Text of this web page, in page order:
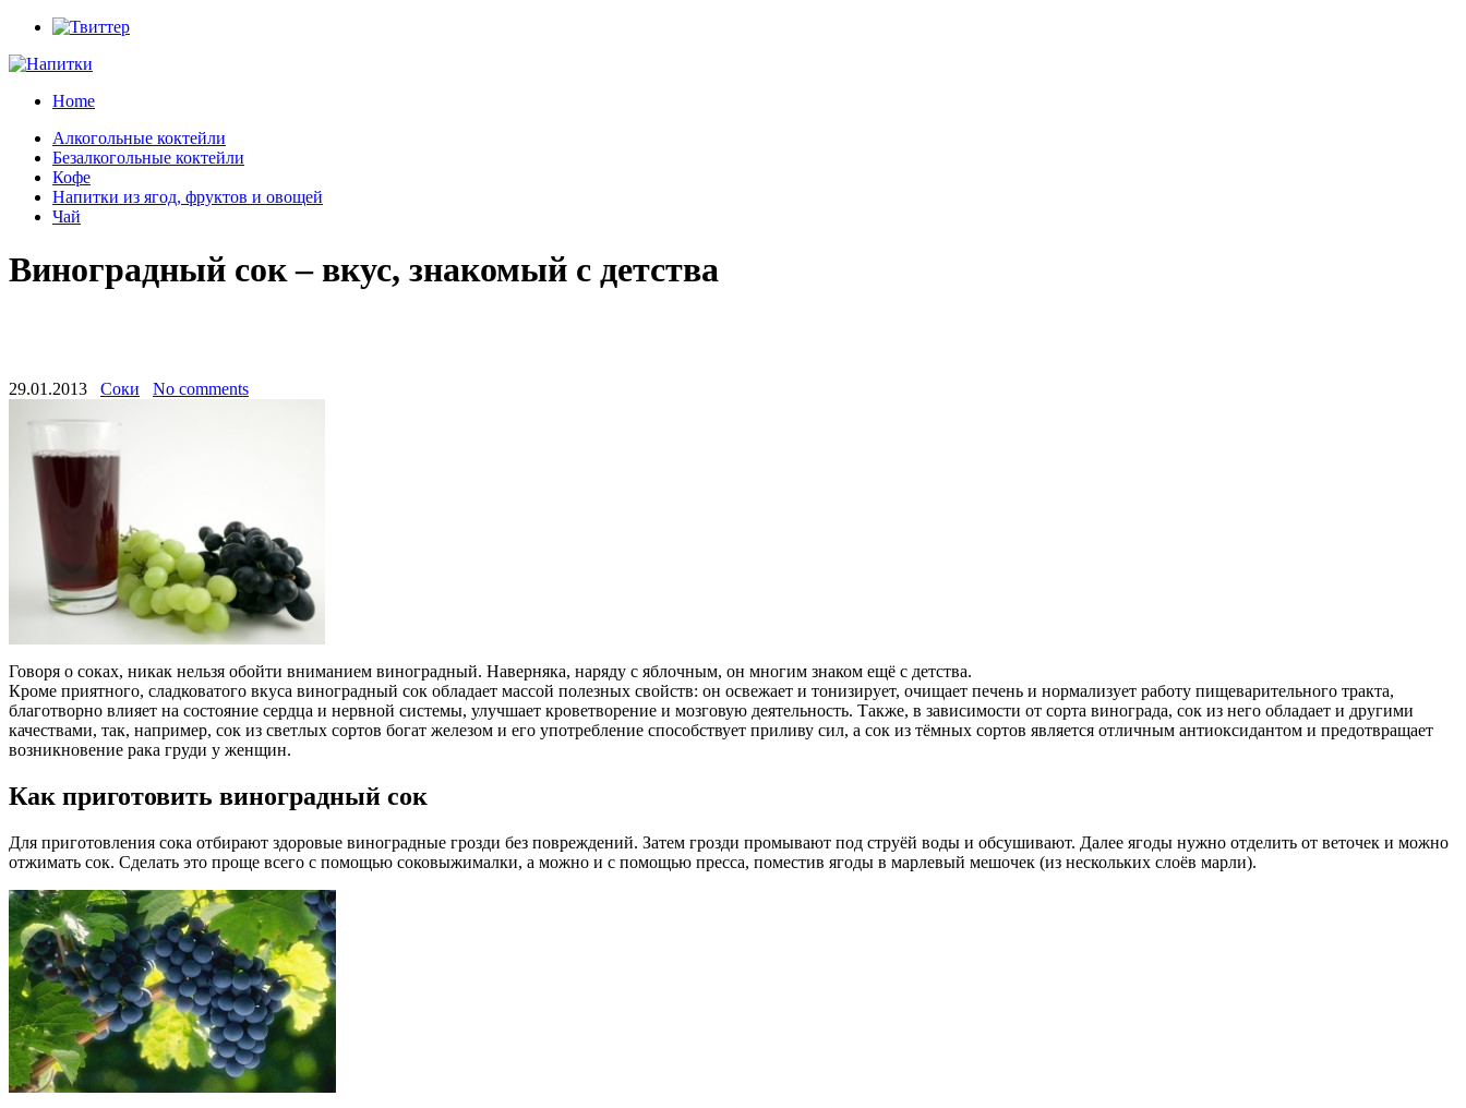
Home
Алкогольные коктейли
Безалкогольные коктейли
Кофе
Напитки из ягод, фруктов и овощей
Чай
Виноградный сок – вкус, знакомый с детства
29.01.2013 Соки No comments
Говоря о соках, никак нельзя обойти вниманием виноградный. Наверняка, наряду с яблочным, он многим знаком ещё с детства.
Кроме приятного, сладковатого вкуса виноградный сок обладает массой полезных свойств: он освежает и тонизирует, очищает печень и нормализует работу пищеварительного тракта,
благотворно влияет на состояние сердца и нервной системы, улучшает кроветворение и мозговую деятельность. Также, в зависимости от сорта винограда, сок из него обладает и другими
качествами, так, например, сок из светлых сортов богат железом и его употребление способствует приливу сил, а сок из тёмных сортов является отличным антиоксидантом и предотвращает
возникновение рака груди у женщин.
Как приготовить виноградный сок
Для приготовления сока отбирают здоровые виноградные грозди без повреждений. Затем грозди промывают под струёй воды и обсушивают. Далее ягоды нужно отделить от веточек и можно
отжимать сок. Сделать это проще всего с помощью соковыжималки, а можно и с помощью пресса, поместив ягоды в марлевый мешочек (из нескольких слоёв марли).